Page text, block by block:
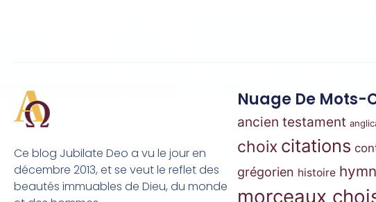
Ce blog Jubilate Deo a vu le jour en
décembre 2013, et se veut le reflet des
beautés immuables de Dieu, du monde
Nuage De Mots-
ancien testament
choix citations
grégorien histoire
morceaux